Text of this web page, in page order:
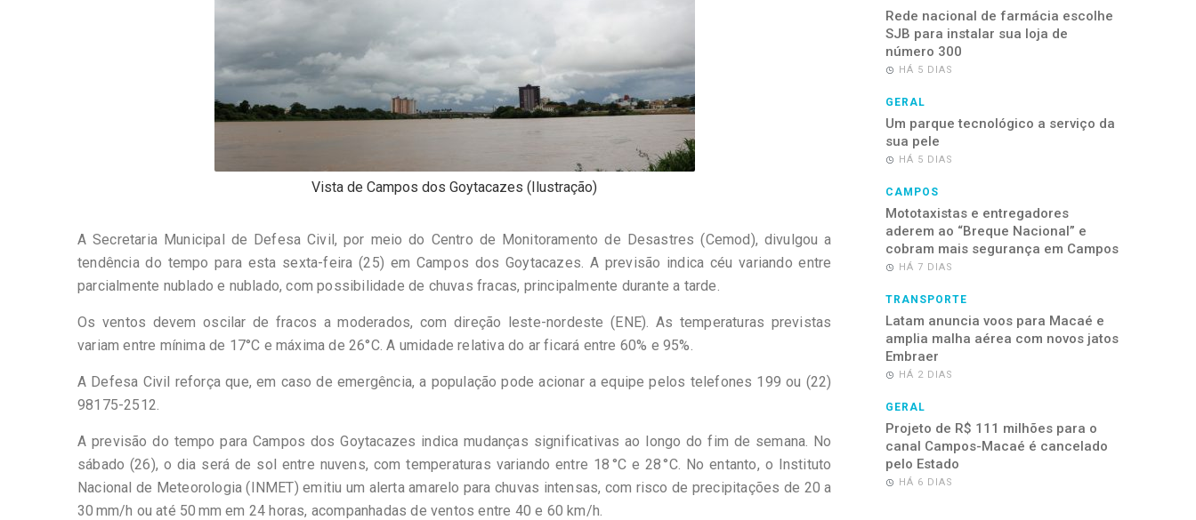
Vista de Campos dos Goytacazes (Ilustração)
A Secretaria Municipal de Defesa Civil, por meio do Centro de Monitoramento de Desastres (Cemod), divulgou a
tendência do tempo para esta sexta-feira (25) em Campos dos Goytacazes. A previsão indica céu variando entre
parcialmente nublado e nublado, com possibilidade de chuvas fracas, principalmente durante a tarde.
Os ventos devem oscilar de fracos a moderados, com direção leste-nordeste (ENE). As temperaturas previstas
variam entre mínima de 17°C e máxima de 26°C. A umidade relativa do ar ficará entre 60% e 95%.
A Defesa Civil reforça que, em caso de emergência, a população pode acionar a equipe pelos telefones 199 ou (22)
98175-2512.
A previsão do tempo para Campos dos Goytacazes indica mudanças significativas ao longo do fim de semana. No
sábado (26), o dia será de sol entre nuvens, com temperaturas variando entre 18 °C e 28 °C. No entanto, o Instituto
Nacional de Meteorologia (INMET) emitiu um alerta amarelo para chuvas intensas, com risco de precipitações de 20 a
30 mm/h ou até 50 mm em 24 horas, acompanhadas de ventos entre 40 e 60 km/h.
Rede nacional de farmácia escolhe
SJB para instalar sua loja de
número 300
HÁ 5 DIAS
GERAL
Um parque tecnológico a serviço da
sua pele
HÁ 5 DIAS
CAMPOS
Mototaxistas e entregadores
aderem ao “Breque Nacional” e
cobram mais segurança em Campos
HÁ 7 DIAS
TRANSPORTE
Latam anuncia voos para Macaé e
amplia malha aérea com novos jatos
Embraer
HÁ 2 DIAS
GERAL
Projeto de R$ 111 milhões para o
canal Campos-Macaé é cancelado
pelo Estado
HÁ 6 DIAS